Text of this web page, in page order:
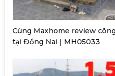
Cùng Maxhome review
tại Đồng Nai | MH05033